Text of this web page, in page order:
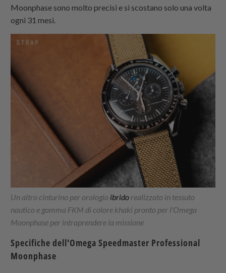
Moonphase sono molto precisi e si scostano solo una volta
ogni 31 mesi.
Un altro cinturino per orologio ibrido realizzato in tessuto
nautico e gomma FKM di colore khaki pronto per l'Omega
Moonphase per intraprendere la missione
Specifiche dell'Omega Speedmaster Professional
Moonphase